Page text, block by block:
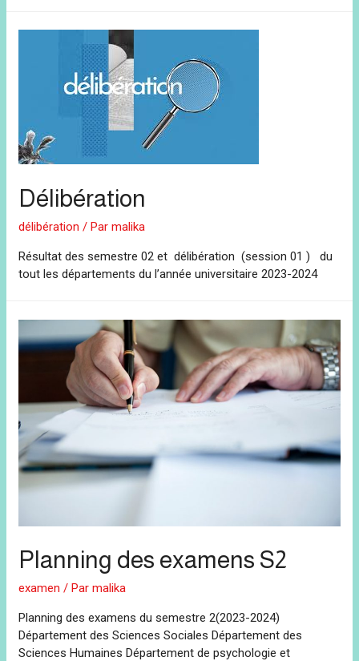
Délibération
délibération / Parmalika
Résultat des semestre 02 et délibération (session 01 ) du
tout les départements du l’année universitaire 2023-2024
Planning des examens S2
examen / Parmalika
Planning des examens du semestre 2(2023-2024)
Département des Sciences Sociales Département des
Sciences Humaines Département de psychologie et